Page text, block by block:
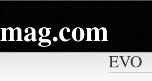
mag.com
EVO